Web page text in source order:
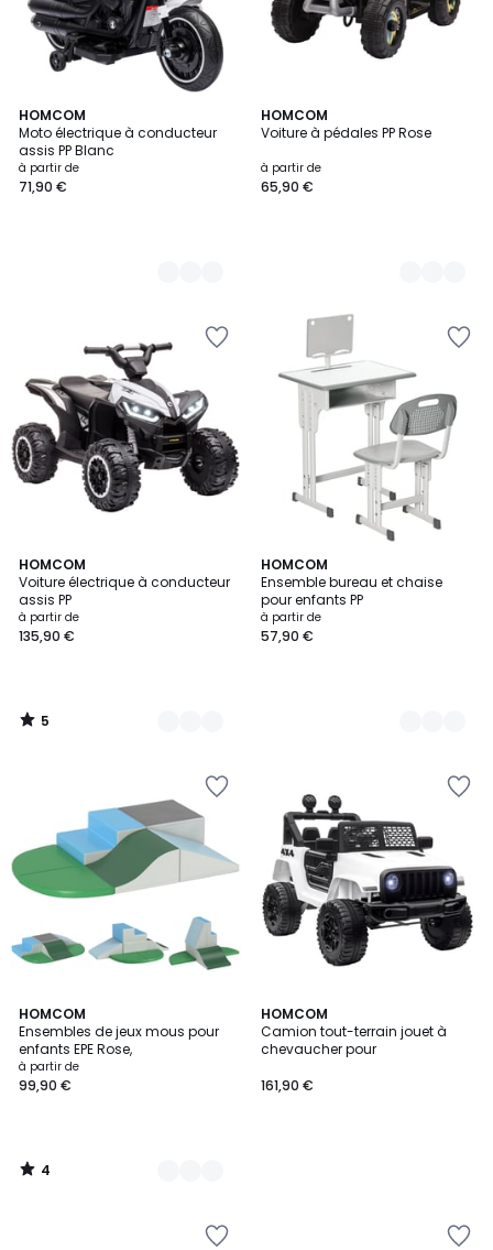
HOMCOM
Moto électrique à conducteur
assis PP Blanc
à partir de
71,90 €
4
Couleurs
HOMCOM
Voiture à pédales PP Rose
à partir de
65,90 €
3
Couleurs
HOMCOM
Voiture électrique à conducteur
assis PP
à partir de
135,90 €
5
/
5
4
Couleurs
5
/
HOMCOM
Ensemble bureau et chaise
pour enfants PP
à partir de
57,90 €
3
Couleurs
HOMCOM
Ensembles de jeux mous pour
enfants EPE Rose,
à partir de
99,90 €
4
/
5
3
Couleurs
4
/
HOMCOM
Camion tout-terrain jouet à
chevaucher pour
161,90 €